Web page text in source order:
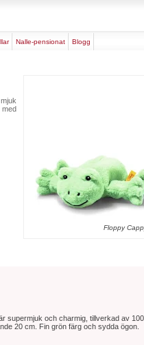
nalle-pensionat blogg
med
Floppy
supermjuk och charmig, tillverkad av
20 cm. Fin grön färg och sydda ögon.